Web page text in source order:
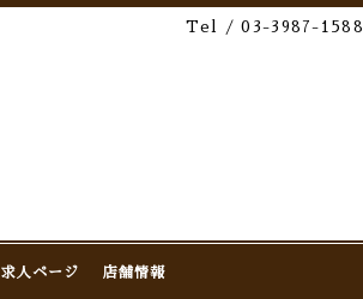
Tel / 03-3987-1588
求人ページ 店舗情報